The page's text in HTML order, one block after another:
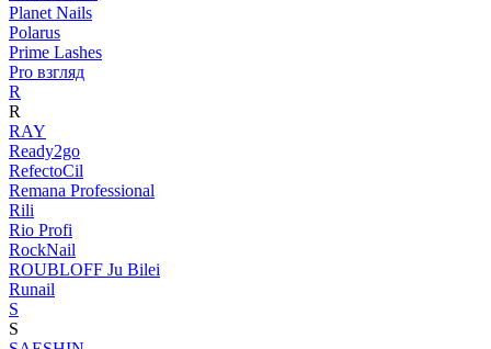
Planet Nails
Polarus
Prime Lashes
Pro взгляд
R
R
RAY
Ready2go
RefectoCil
Remana Professional
Rili
Rio Profi
RockNail
ROUBLOFF Ju Bilei
Runail
S
S